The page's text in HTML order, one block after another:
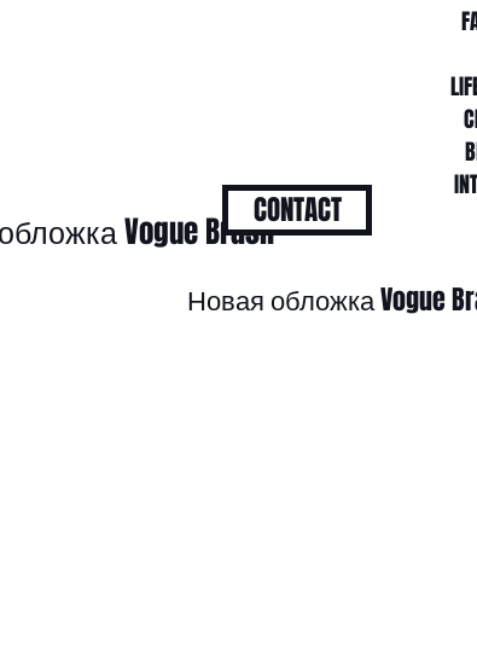
Vogue Brasil
Новая обложка Vogue
CONTACT